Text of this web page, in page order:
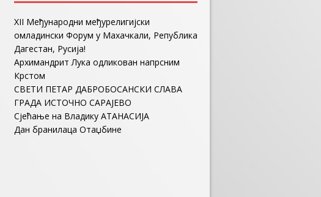
ХII Међународни међурелигијски
омладински Форум у Махачкали, Република
Дагестан, Русија!
Архимандрит Лука одликован напрсним
Крстом
СВЕТИ ПЕТАР ДАБРОБОСАНСКИ СЛАВА
ГРАДА ИСТОЧНО САРАЈЕВО
Сјећање на Владику АТАНАСИЈА
Дан бранилаца Отаџбине